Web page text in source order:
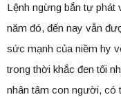
Lệnh ngừng bắn tự phát
năm đó, đến nay vẫn
sức mạnh của niềm hy
trong thời khắc đen tối
nhân tâm con người, có